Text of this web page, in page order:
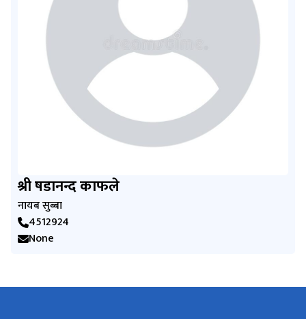
श्री षडानन्द काफले
नायब सुब्बा
4512924
None